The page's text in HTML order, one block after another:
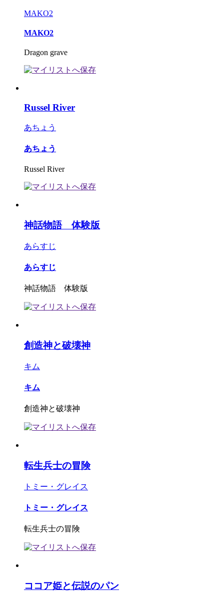
MAKO2
MAKO2
Dragon grave
Russel River
あちょう
あちょう
Russel River
神話物語 体験版
あらすじ
あらすじ
神話物語 体験版
創造神と破壊神
キム
キム
創造神と破壊神
転生兵士の冒険
トミー・グレイス
トミー・グレイス
転生兵士の冒険
ココア姫と伝説のパン